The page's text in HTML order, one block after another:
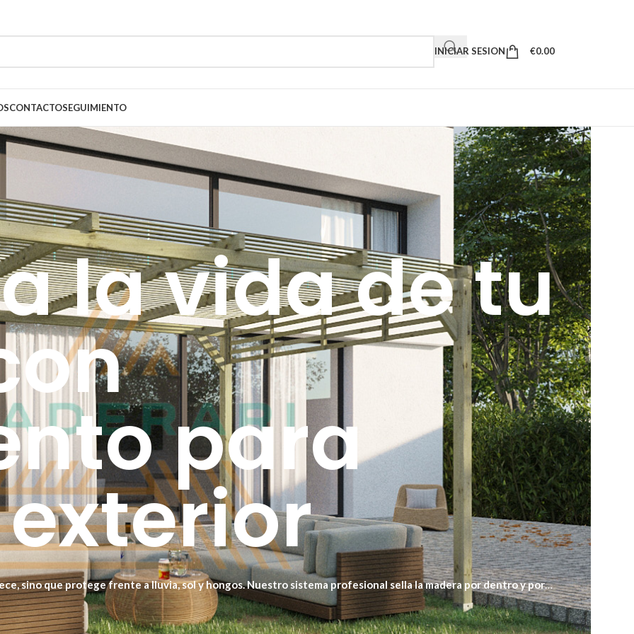
INICIAR SESION €0.00
CONTACTOSEGUIMIENTO
la vida de tu
para
sino que protege frente a lluvia, sol y hongos. Nuestro sistema profesional sella la madera por dentro y por
necesidad de mantenimiento constante.